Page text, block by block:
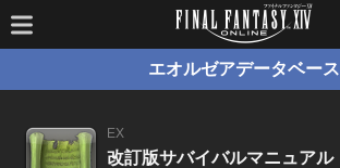
エオルゼアデータベース
EX
改訂版サバイバルマニュアル